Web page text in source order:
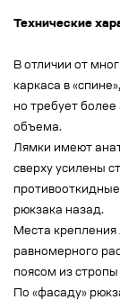
Технические
В отличии от
каркаса в
но требует
объема.
Лямки имеют
сверху усилены
рюкзака назад.
Места
равномерного
поясом из
По «фасаду»